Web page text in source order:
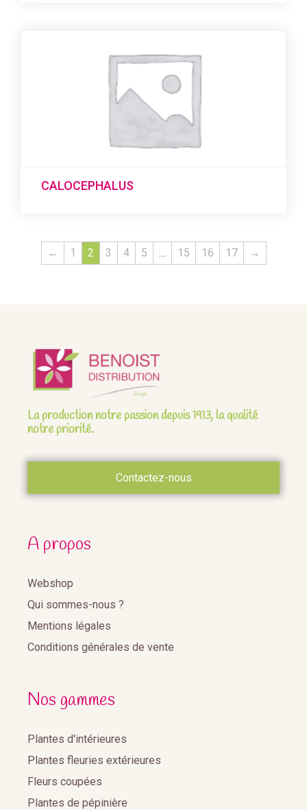
CALOCEPHALUS
← 1 2 3 4 5 … 15 16 17 →
La production notre passion depuis 1913, la qualité
notre priorité.
Contactez-nous
A propos
Webshop
Qui sommes-nous ?
Mentions légales
Conditions générales de vente
Nos gammes
Plantes d'intérieures
Plantes fleuries extérieures
Fleurs coupées
Plantes de pépinière